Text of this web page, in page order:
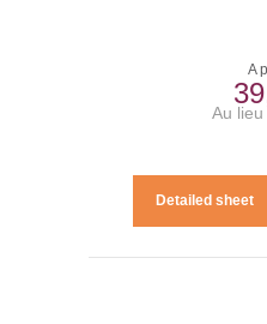
A
Au
Detailed sheet